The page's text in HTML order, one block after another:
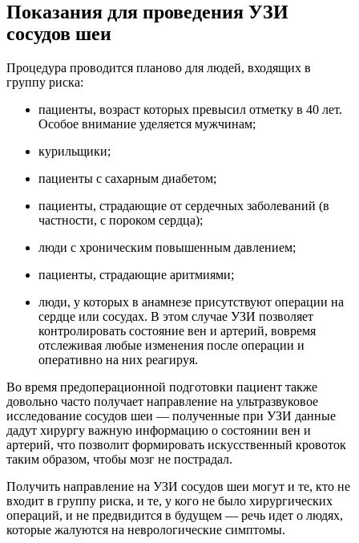
Показания для проведения УЗИ
сосудов шеи
Процедура проводится планово для людей, входящих в
группу риска:
пациенты, возраст которых превысил отметку в 40 лет.
Особое внимание уделяется мужчинам;
курильщики;
пациенты с сахарным диабетом;
пациенты, страдающие от сердечных заболеваний (в
частности, с пороком сердца);
люди с хроническим повышенным давлением;
пациенты, страдающие аритмиями;
люди, у которых в анамнезе присутствуют операции на
сердце или сосудах. В этом случае УЗИ позволяет
контролировать состояние вен и артерий, вовремя
отслеживая любые изменения после операции и
оперативно на них реагируя.
Во время предоперационной подготовки пациент также
довольно часто получает направление на ультразвуковое
исследование сосудов шеи — полученные при УЗИ данные
дадут хирургу важную информацию о состоянии вен и
артерий, что позволит формировать искусственный кровоток
таким образом, чтобы мозг не пострадал.
Получить направление на УЗИ сосудов шеи могут и те, кто не
входит в группу риска, и те, у кого не было хирургических
операций, и не предвидится в будущем — речь идет о людях,
которые жалуются на неврологические симптомы.